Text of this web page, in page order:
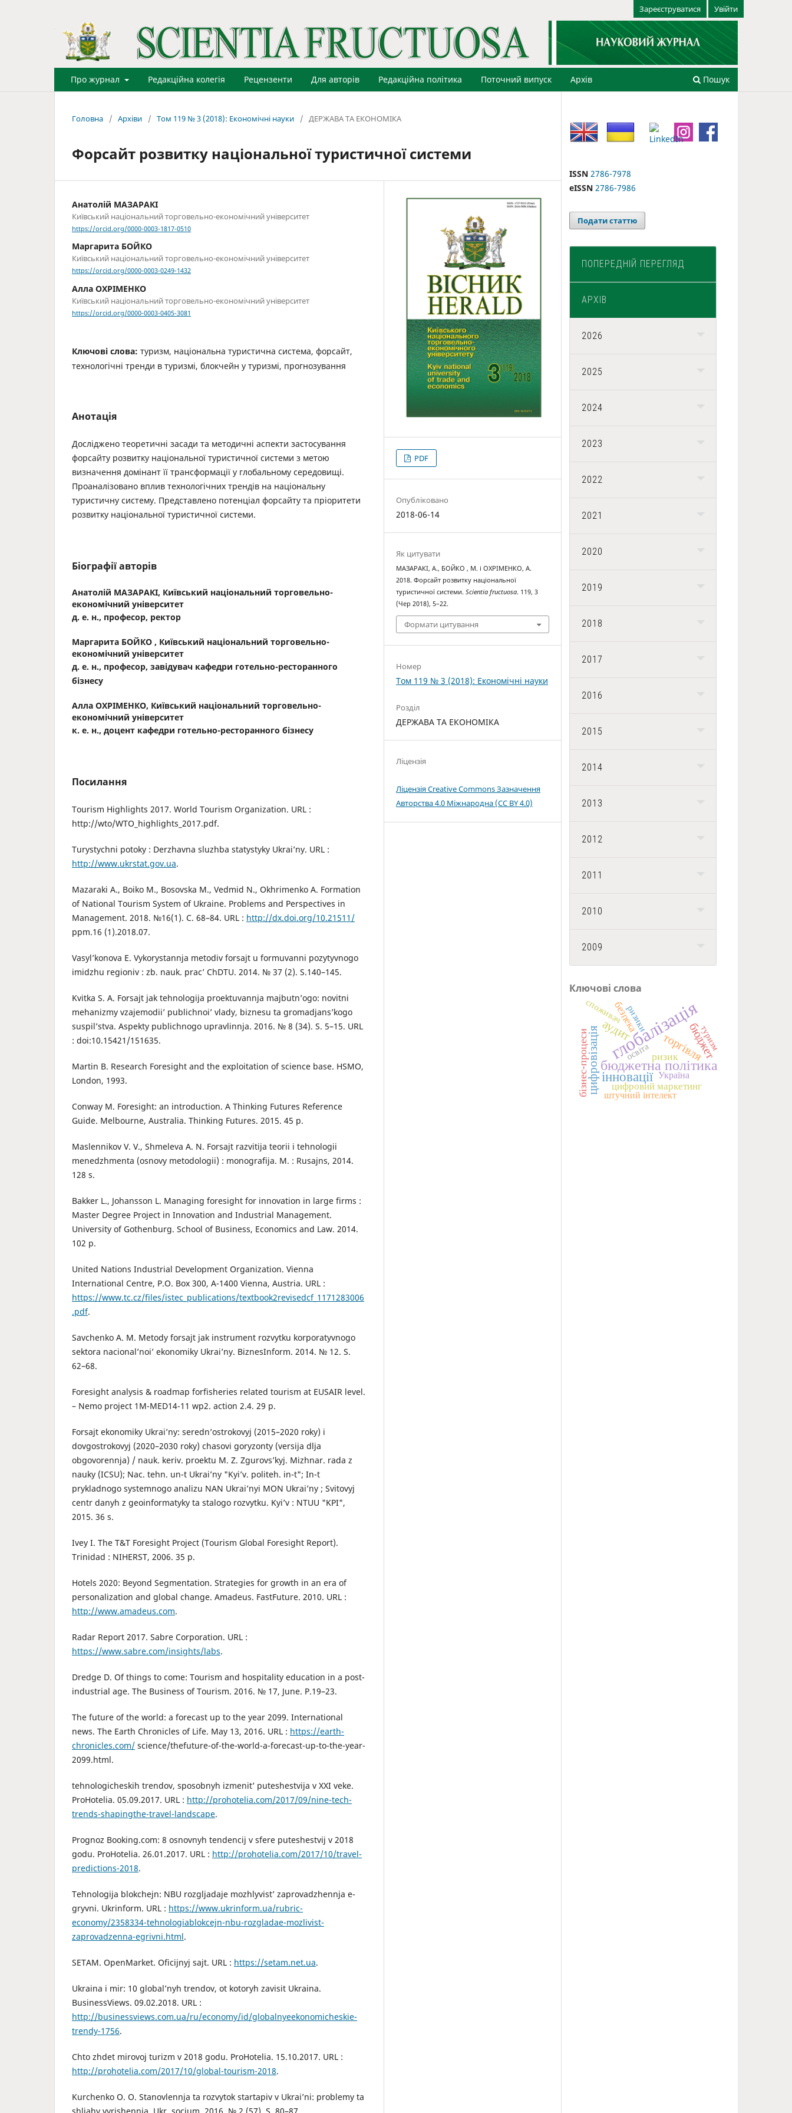
Про журнал Редакційна колегія Рецензенти Для авторів Редакційна політика Поточний випуск Архів Пошук
Зареєструватися Увійти
Головна / Архіви / Том 119 № 3 (2018): Економічні науки / ДЕРЖАВА ТА ЕКОНОМІКА
Форсайт розвитку національної туристичної системи
Анатолій МАЗАРАКІ
Київський національний торговельно-економічний університет
https://orcid.org/0000-0003-1817-0510
Маргарита БОЙКО
Київський національний торговельно-економічний університет
https://orcid.org/0000-0003-0249-1432
Алла ОХРІМЕНКО
Київський національний торговельно-економічний університет
https://orcid.org/0000-0003-0405-3081
Ключові слова: туризм, національна туристична система, форсайт,
техно­логічні тренди в туризмі, блокчейн у туризмі, прогнозування
Анотація
Досліджено теоретичні засади та методичні аспекти застосування
фор­сайту розвитку національної туристичної системи з метою
визначення домінант її трансформації у глобальному середовищі.
Проаналізовано вплив технологічних трендів на національну
туристичну систему. Представлено потенціал форсайту та пріоритети
розвитку національної туристичної системи.
Біографії авторів
Анатолій МАЗАРАКІ, Київський національний торговельно-
економічний університет
д. е. н., професор, ректор
Маргарита БОЙКО , Київський національний торговельно-
економічний університет
д. е. н., професор, завідувач кафедри готельно-ресторанного
бізнесу
Алла ОХРІМЕНКО, Київський національний торговельно-
економічний університет
к. е. н., доцент кафедри готельно-ресторанного бізнесу
Посилання
Tourism Highlights 2017. World Tourism Organization. URL :
http://wto/WTO_highlights_2017.pdf.
Turystychni potoky : Derzhavna sluzhba statystyky Ukrai’ny. URL :
http://www.ukrstat.gov.ua.
Mazaraki A., Boiko M., Bosovska M., Vedmid N., Okhrimenko A. Formation
of National Tourism System of Ukraine. Problems and Perspectives in
Management. 2018. №16(1). С. 68–84. URL : http://dx.doi.org/10.21511/
ppm.16 (1).2018.07.
Vasyl’konova E. Vykorystannja metodiv forsajt u formuvanni pozytyvnogo
imidzhu regioniv : zb. nauk. prac’ ChDTU. 2014. № 37 (2). S.140–145.
Kvitka S. A. Forsajt jak tehnologija proektuvannja majbutn’ogo: novitni
mehanizmy vzajemodii’ publichnoi’ vlady, biznesu ta gromadjans’kogo
suspil’stva. Aspekty publichnogo upravlinnja. 2016. № 8 (34). S. 5–15. URL
: doi:10.15421/151635.
Martin B. Research Foresight and the exploitation of science base. HSMO,
London, 1993.
Conway M. Foresight: an introduction. A Thinking Futures Reference
Guide. Melbourne, Australia. Thinking Futures. 2015. 45 р.
Maslennikov V. V., Shmeleva A. N. Forsajt razvitija teorii i tehnologii
menedzhmenta (osnovy metodologii) : monografija. M. : Rusajns, 2014.
128 s.
Bakker L., Johansson L. Managing foresight for innovation in large firms :
Master Degree Project in Innovation and Industrial Management.
University of Gothenburg. School of Business, Economics and Law. 2014.
102 p.
United Nations Industrial Development Organization. Vienna
International Centre, P.O. Box 300, A-1400 Vienna, Austria. URL :
https://www.tc.cz/files/istec_publications/textbook2revisedcf_1171283006
.pdf.
Savchenko A. M. Metody forsajt jak instrument rozvytku korporatyvnogo
sektora nacional’noi’ ekonomiky Ukrai’ny. BiznesInform. 2014. № 12. S.
62–68.
Foresight analysis & roadmap forfisheries related tourism at EUSAIR level.
– Nemo project 1M-MED14-11 wp2. action 2.4. 29 р.
Forsajt ekonomiky Ukrai’ny: seredn’ostrokovyj (2015–2020 roky) i
dovgostrokovyj (2020–2030 roky) chasovi goryzonty (versija dlja
obgovorennja) / nauk. keriv. proektu M. Z. Zgurovs’kyj. Mizhnar. rada z
nauky (ICSU); Nac. tehn. un-t Ukrai’ny "Kyi’v. politeh. in-t"; In-t
prykladnogo systemnogo analizu NAN Ukrai’nyi MON Ukrai’ny ; Svitovyj
centr danyh z geoinformatyky ta stalogo rozvytku. Kyi’v : NTUU "KPI",
2015. 36 s.
Ivey I. The T&T Foresight Project (Tourism Global Foresight Report).
Trinidad : NIHERST, 2006. 35 р.
Hotels 2020: Beyond Segmentation. Strategies for growth in an era of
personalization and global change. Amadeus. FastFuture. 2010. URL :
http://www.amadeus.com.
Radar Report 2017. Sabre Corporation. URL :
https://www.sabre.com/insights/labs.
Dredge D. Of things to come: Tourism and hospitality education in a post-
industrial age. The Business of Tourism. 2016. № 17, June. Р.19–23.
The future of the world: a forecast up to the year 2099. International
news. The Earth Chronicles of Life. May 13, 2016. URL : https://earth-
chronicles.com/ science/thefuture-of-the-world-a-forecast-up-to-the-year-
2099.html.
tehnologicheskih trendov, sposobnyh izmenit’ puteshestvija v XXI veke.
ProHotelia. 05.09.2017. URL : http://prohotelia.com/2017/09/nine-tech-
trends-shapingthe-travel-landscape.
Prognoz Booking.com: 8 osnovnyh tendencij v sfere puteshestvij v 2018
godu. ProHotelia. 26.01.2017. URL : http://prohotelia.com/2017/10/travel-
predictions-2018.
Tehnologija blokchejn: NBU rozgljadaje mozhlyvist’ zaprovadzhennja e-
gryvni. Ukrinform. URL : https://www.ukrinform.ua/rubric-
economy/2358334-tehnologiablokcejn-nbu-rozgladae-mozlivist-
zaprovadzenna-egrivni.html.
SETAM. OpenMarket. Oficijnyj sajt. URL : https://setam.net.ua.
Ukraina i mir: 10 global’nyh trendov, ot kotoryh zavisit Ukraina.
BusinessViews. 09.02.2018. URL :
http://businessviews.com.ua/ru/economy/id/globalnyeekonomicheskie-
trendy-1756.
Chto zhdet mirovoj turizm v 2018 godu. ProHotelia. 15.10.2017. URL :
http://prohotelia.com/2017/10/global-tourism-2018.
Kurchenko O. O. Stanovlennja ta rozvytok startapiv v Ukrai’ni: problemy ta
PDF
Опубліковано
2018-06-14
Як цитувати
МАЗАРАКІ, А., БОЙКО , М. і ОХРІМЕНКО, А.
2018. Форсайт розвитку національної
туристичної системи.Scientia fructuosa. 119, 3
(Чер 2018), 5–22.
Формати цитування
Номер
Том 119 № 3 (2018): Економічні науки
Розділ
ДЕРЖАВА ТА ЕКОНОМІКА
Ліцензія
Ліцензія Creative Commons Зазначення
Авторства 4.0 Міжнародна (CC BY 4.0)
ISSN 2786-7978
eISSN 2786-7986
Подати статтю
ПОПЕРЕДНІЙ ПЕРЕГЛЯД
АРХІВ
2026
2025
2024
2023
2022
2021
2020
2019
2018
2017
2016
2015
2014
2013
2012
2011
2010
2009
Ключові слова
глобалізація
бюджетна політика
інновації
цифровізаціяаудит
торгівля
бюджет
бізнес-процеси ризик
цифровий маркетинг
безпека
штучний інтелект
освіта
Україна
ризики
споживач
туризм